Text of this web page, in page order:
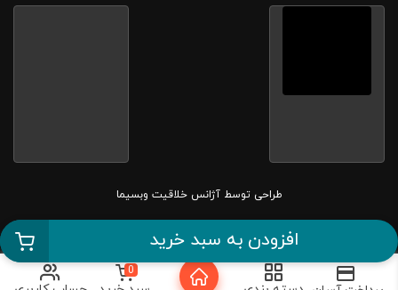
افزودن به سبد خرید
طراحی توسطآژانس خلاقیت وبسیما
0